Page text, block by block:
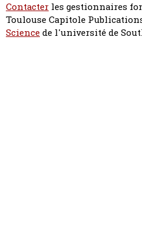
Contacter les gestionnaires
Toulouse Capitole
Sciencede l'université de